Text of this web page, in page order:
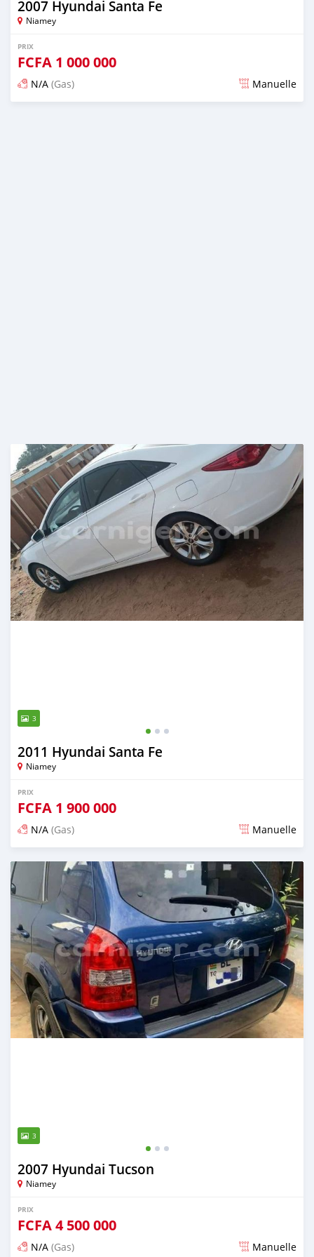
2007 Hyundai Santa Fe
Niamey
PRIX
FCFA 1 000 000
N/A (Gas) Manuelle
3
2011 Hyundai Santa Fe
Niamey
PRIX
FCFA 1 900 000
N/A (Gas) Manuelle
Publié il y a plus de 2 ans
3
2007 Hyundai Tucson
Niamey
PRIX
FCFA4 500 000
N/A (Gas) Manuelle